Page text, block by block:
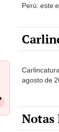
Perú: este
1.000 vistas
agosto de
Notas